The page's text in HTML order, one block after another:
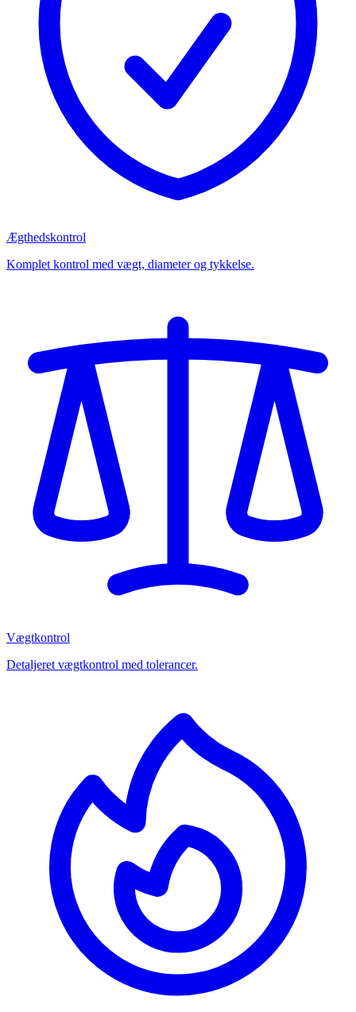
Ægthedskontrol
Komplet kontrol med vægt, diameter og tykkelse.
Vægtkontrol
Detaljeret vægtkontrol med tolerancer.